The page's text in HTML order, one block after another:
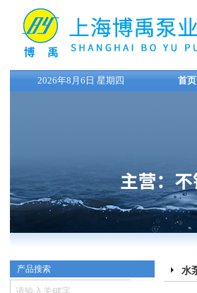
2026年8月6日 星期四 首页
产品搜索 水